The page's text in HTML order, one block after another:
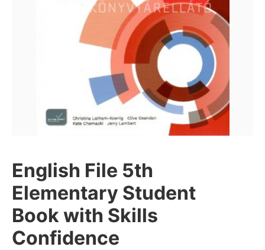
English File 5th
Elementary Student
Book with Skills
Confidence